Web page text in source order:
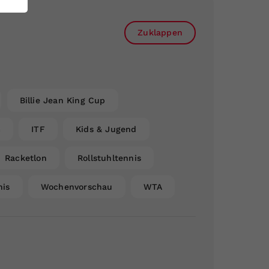
Zuklappen
Billie Jean King Cup
ITF Kids & Jugend
Racketlon Rollstuhltennis
Wochenvorschau WTA